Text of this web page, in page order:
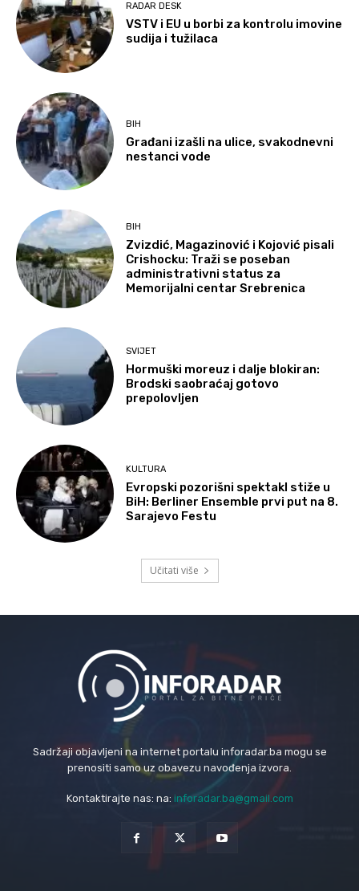
RADAR DESK
VSTV i EU u borbi za kontrolu imovine
sudija i tužilaca
BIH
Građani izašli na ulice, svakodnevni
nestanci vode
BIH
Zvizdić, Magazinović i Kojović pisali
Crishocku: Traži se poseban
administrativni status za
Memorijalni centar Srebrenica
SVIJET
Hormuški moreuz i dalje blokiran:
Brodski saobraćaj gotovo
prepolovljen
KULTURA
Evropski pozorišni spektakl stiže u
BiH: Berliner Ensemble prvi put na 8.
Sarajevo Festu
Učitati više
Sadržaji objavljeni na internet portalu inforadar.ba mogu se
prenositi samo uz obavezu navođenja izvora.
Kontaktirajte nas: na: inforadar.ba@gmail.com